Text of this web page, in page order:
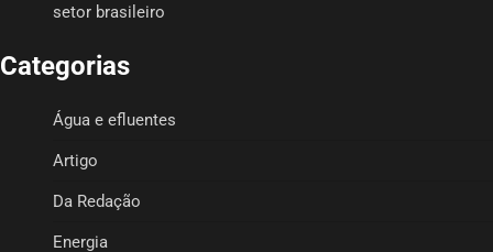
setor brasileiro
Categorias
Água e efluentes
Artigo
Da Redação
Energia